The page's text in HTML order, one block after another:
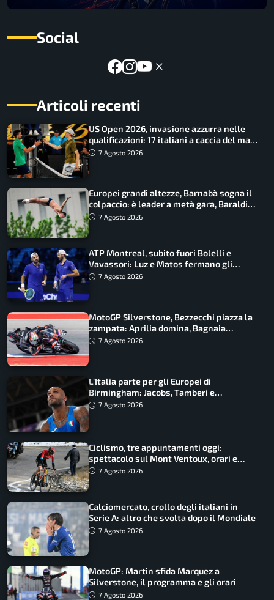
Social
Articoli recenti
US Open 2026, invasione azzurra nelle
qualificazioni: 17 italiani a caccia del main
draw7 Agosto 2026
Europei grandi altezze, Barnabà sogna il
colpaccio: è leader a metà gara, Baraldi
ancora in corsa
7 Agosto 2026
ATP Montreal, subito fuori Bolelli e
Vavassori: Luz e Matos fermano gli
azzurri
7 Agosto 2026
MotoGP Silverstone, Bezzecchi piazza la
zampata: Aprilia domina, Bagnaia
costretto al Q1
7 Agosto 2026
L’Italia parte per gli Europei di
Birmingham: Jacobs, Tamberi e
Battocletti guidano una spedizione
7 Agosto 2026
Ciclismo, tre appuntamenti oggi:
spettacolo sul Mont Ventoux, orari e
come vederli
7 Agosto 2026
Calciomercato, crollo degli italiani in
Serie A: altro che svolta dopo il Mondiale
7 Agosto 2026
MotoGP: Martin sfida Marquez a
Silverstone, il programma e gli orari
7 Agosto 2026